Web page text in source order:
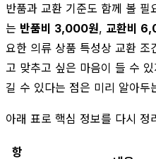
반품과 교환 기준도 함께 볼 필
는 반품비 3,000원, 교환비
요한 의류 상품 특성상 교환 조
고 맞추고 싶은 마음이 들 수
길 수 있다는 점은 미리 알아두
아래 표로 핵심 정보를 다시 정
항